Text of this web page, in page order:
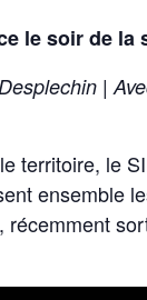
le soir de la
|
territoire, le
ensemble
récemment